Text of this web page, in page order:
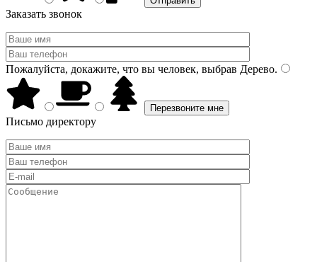
Заказать звонок
Пожалуйста, докажите, что вы человек, выбрав Дерево.
Письмо директору